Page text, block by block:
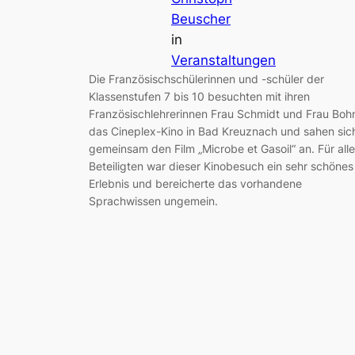
Beuscher
in
Veranstaltungen
Die Französischschülerinnen und -schüler der
Klassenstufen 7 bis 10 besuchten mit ihren
Französischlehrerinnen Frau Schmidt und Frau
das Cineplex-Kino in Bad Kreuznach und sahen
gemeinsam den Film „Microbe et Gasoil“ an. Für alle
Beteiligten war dieser Kinobesuch ein sehr schönes
Erlebnis und bereicherte das vorhandene
Sprachwissen ungemein.